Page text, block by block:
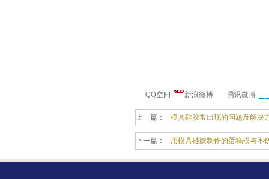
QQ空间 新浪微博 腾讯微博
上一篇： 模具硅胶常出现的问题及解决
下一篇： 用模具硅胶制作的蛋糕模与不